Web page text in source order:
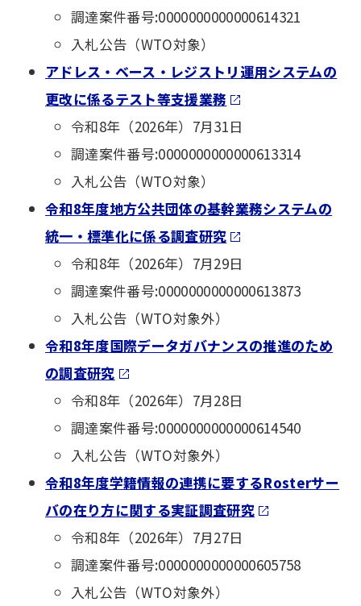
調達案件番号:0000000000000614321
入札公告（WTO対象）
アドレス・ベース・レジストリ運用システムの
更改に係るテスト等支援業務
令和8年（2026年）7月31日
調達案件番号:0000000000000613314
入札公告（WTO対象）
令和8年度地方公共団体の基幹業務システムの
統一・標準化に係る調査研究
令和8年（2026年）7月29日
調達案件番号:0000000000000613873
入札公告（WTO対象外）
令和8年度国際データガバナンスの推進のため
の調査研究
令和8年（2026年）7月28日
調達案件番号:0000000000000614540
入札公告（WTO対象外）
令和8年度学籍情報の連携に要するRosterサー
バの在り方に関する実証調査研究
令和8年（2026年）7月27日
調達案件番号:0000000000000605758
入札公告（WTO対象外）